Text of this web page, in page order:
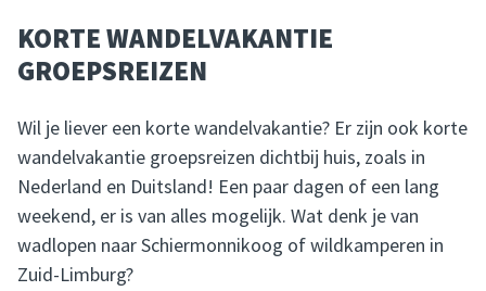
KORTE WANDELVAKANTIE
GROEPSREIZEN
Wil je liever een korte wandelvakantie? Er zijn ook korte
wandelvakantie groepsreizen dichtbij huis, zoals in
Nederland en Duitsland! Een paar dagen of een lang
weekend, er is van alles mogelijk. Wat denk je van
wadlopen naar Schiermonnikoog of wildkamperen in
Zuid-Limburg?